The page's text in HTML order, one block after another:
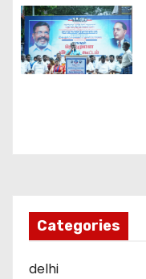
Categories
delhi